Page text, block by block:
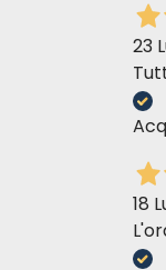
23
18